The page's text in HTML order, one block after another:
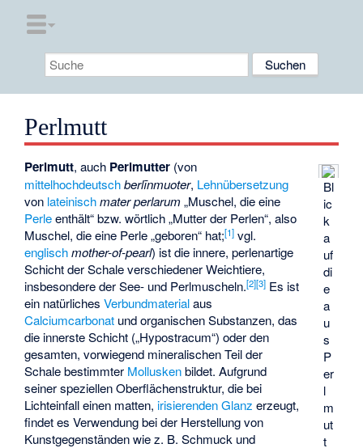
Perlmutt
Bl
ic
k
a
uf
di
e
a
u
s
P
er
l
m
ut
t
Perlmutt, auch Perlmutter (von
mittelhochdeutsch berlīnmuoter, Lehnübersetzung
von lateinisch mater perlarum „Muschel, die eine
Perleenthält“ bzw. wörtlich „Mutter der Perlen“, also
Muschel, die eine Perle „geboren“ hat;[1] vgl.
englisch mother-of-pearl) ist die innere, perlenartige
Schicht der Schale verschiedener Weichtiere,
insbesondere der See- und Perlmuscheln.[2][3] Es ist
ein natürlichesVerbundmaterialaus
Calciumcarbonat und organischen Substanzen, das
die innerste Schicht („Hypostracum“) oder den
gesamten, vorwiegend mineralischen Teil der
Schale bestimmter Molluskenbildet. Aufgrund
seiner speziellen Oberflächenstruktur, die bei
Lichteinfall einen matten, irisierenden Glanz erzeugt,
findet es Verwendung bei der Herstellung von
Kunstgegenständen wie z. B. Schmuck und